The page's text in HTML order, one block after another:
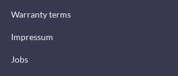
Warranty terms
Impressum
Jobs